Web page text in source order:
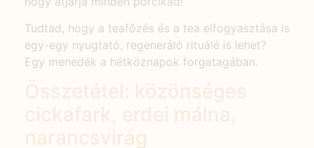
Tudtad, hogy a teafőzés és a tea elfogyasztása is
egy-egy nyugtató, regeneráló rituálé is lehet?
Egy menedék a hétköznapok forgatagában.